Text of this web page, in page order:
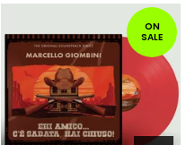
ON
SALE